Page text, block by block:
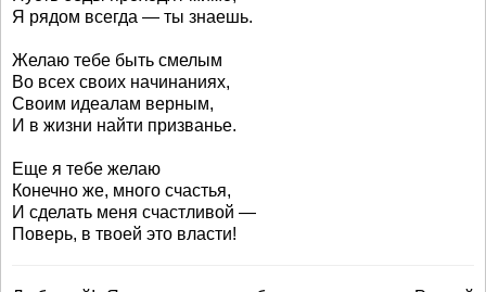
Я рядом всегда — ты знаешь.
Желаю тебе быть смелым
Во всех своих начинаниях,
Своим идеалам верным,
И в жизни найти призванье.
Еще я тебе желаю
Конечно же, много счастья,
И сделать меня счастливой —
Поверь, в твоей это власти!